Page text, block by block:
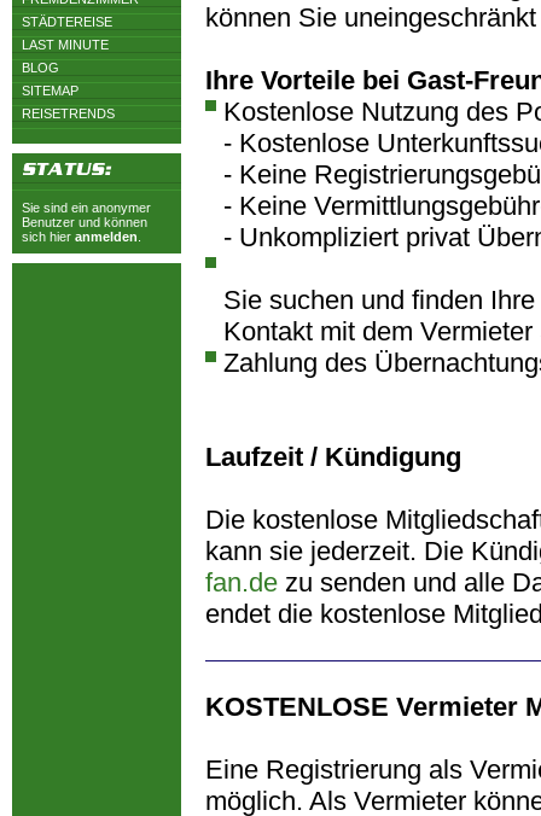
STÄDTEREISE
LAST MINUTE
BLOG
SITEMAP
REISETRENDS
Sie sind ein anonymer
Benutzer und können
sich hier anmelden
können Sie
Ihre Vorteile bei Gast-
Kostenlose Nutzung des
- Kostenlose
- Keine
- Keine
- Unkompliziert privat
Sie suchen und finden
Kontakt mit dem Vermieter
Zahlung des
Laufzeit / Kündigung
Die kostenlose
kann sie jederzeit. Die
fan.de zu senden und alle
endet die kostenlose
KOSTENLOSE Vermieter
Eine Registrierung als
möglich. Als Vermieter